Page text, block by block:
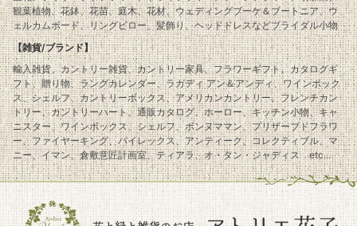
観葉植物、花鉢、花苗、庭木、花材、ウェディングブーケ＆ブートニア、ウ
ェルカムボード、リングピロー、髪飾り、ヘッドドレスなどブライダル小物
【雑貨/ブランド】
輸入雑貨、カントリー雑貨、カントリー家具、フラワーギフト、カタログギ
フト、贈り物、ラングカレンダー、ラガディ アン＆アンディ、ワインボック
ス、シェルフ、カントリーボックス、アメリカンカントリー、フレンチカン
トリー、カントリーハート、通販カタログ、ホーロー、キッチン小物、キャ
ニスター、ワインボックス、シェルフ、ボンヌママン、プリザーブドフラワ
ー、ファイヤーキング、パイレックス、アンティーク、コレクティブル、マ
ニー、イマン、倉敷意匠計画室、ティアラ、オ・タン・ジャディス etc...